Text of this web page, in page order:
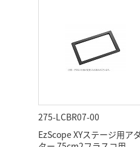
275-LCBR07-00
EzScope XYステージ用ア